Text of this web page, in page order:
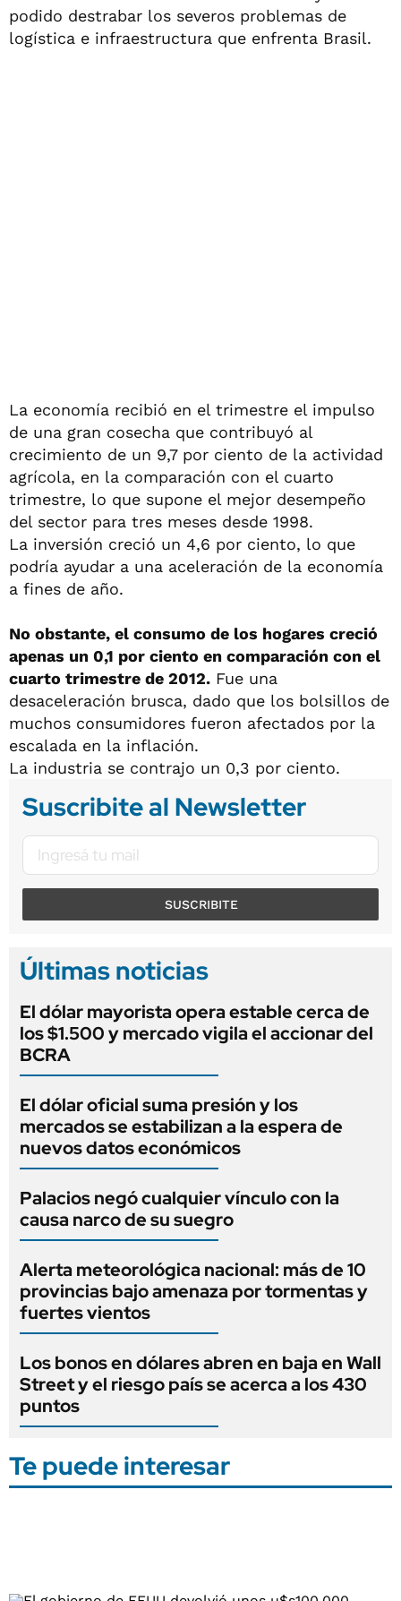
podido destrabar los severos problemas de
logística e infraestructura que enfrenta Brasil.
La economía recibió en el trimestre el impulso
de una gran cosecha que contribuyó al
crecimiento de un 9,7 por ciento de la actividad
agrícola, en la comparación con el cuarto
trimestre, lo que supone el mejor desempeño
del sector para tres meses desde 1998.
La inversión creció un 4,6 por ciento, lo que
podría ayudar a una aceleración de la economía
a fines de año.
No obstante, el consumo de los hogares creció
apenas un 0,1 por ciento en comparación con el
cuarto trimestre de 2012. Fue una
desaceleración brusca, dado que los bolsillos de
muchos consumidores fueron afectados por la
escalada en la inflación.
La industria se contrajo un 0,3 por ciento.
Suscribite al Newsletter
SUSCRIBITE
Últimas noticias
El dólar mayorista opera estable cerca de
los $1.500 y mercado vigila el accionar del
BCRA
El dólar oficial suma presión y los
mercados se estabilizan a la espera de
nuevos datos económicos
Palacios negó cualquier vínculo con la
causa narco de su suegro
Alerta meteorológica nacional: más de 10
provincias bajo amenaza por tormentas y
fuertes vientos
Los bonos en dólares abren en baja en Wall
Street y el riesgo país se acerca a los 430
puntos
Te puede interesar